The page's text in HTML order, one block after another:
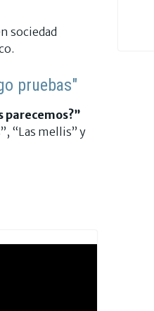
sociedad
pruebas"
parecemos?”
“Las mellis” y